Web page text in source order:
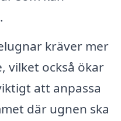
kräver mer
vilket också ökar
att anpassa
där ugnen ska